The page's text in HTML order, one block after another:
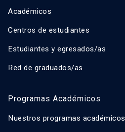
Académicos
Centros de estudiantes
Estudiantes y egresados/as
Red de graduados/as
Programas Académicos
Nuestros programas académicos